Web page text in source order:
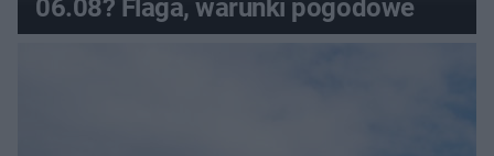
06.08? Flaga, warunki pogodowe